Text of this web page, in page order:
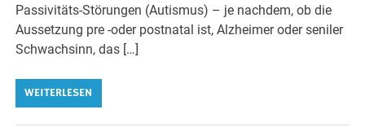
Passivitäts-Störungen (Autismus) – je nachdem, ob die
Aussetzung pre -oder postnatal ist, Alzheimer oder seniler
Schwachsinn, das […]
WEITERLESEN